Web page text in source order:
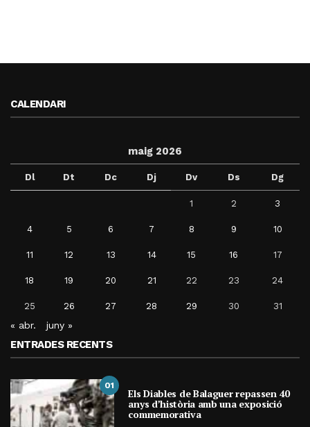
CALENDARI
maig 2026
Dl Dt Dc Dj Dv Ds Dg
1 2 3
4 5 6 7 8 9 10
11 12 13 14 15 16 17
18 19 20 21 22 23 24
25 26 27 28 29 30 31
« abr. juny »
ENTRADES RECENTS
01
Els Diables de Balaguer repassen 40
anys d’història amb una exposició
commemorativa